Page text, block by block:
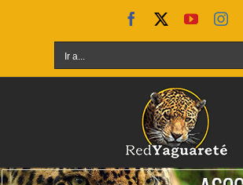
Facebook YouTube
Ir a...